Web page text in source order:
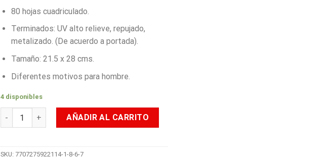
80 hojas cuadriculado.
Terminados: UV alto relieve, repujado,
metalizado. (De acuerdo a portada).
Tamaño: 21.5 x 28 cms.
Diferentes motivos para hombre.
4 disponibles
Cuaderno Argollado Cuadriculado Tamaño 105 Primavera Disney Hombre cantidad
AÑADIR AL CARRITO
SKU: 7707275922114-1-8-6-7